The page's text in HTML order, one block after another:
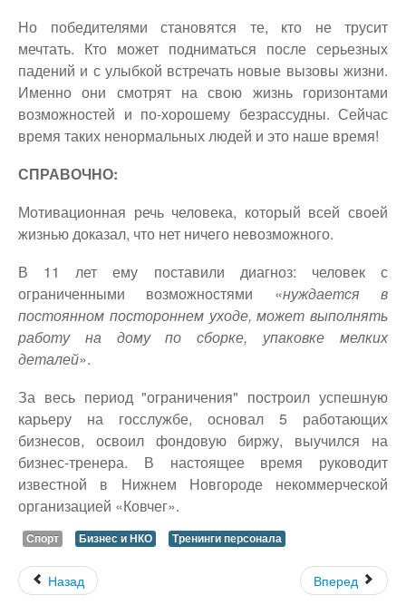
Но победителями становятся те, кто не трусит
мечтать. Кто может подниматься после серьезных
падений и с улыбкой встречать новые вызовы жизни.
Именно они смотрят на свою жизнь горизонтами
возможностей и по-хорошему безрассудны. Сейчас
время таких ненормальных людей и это наше время!
СПРАВОЧНО:
Мотивационная речь человека, который всей своей
жизнью доказал, что нет ничего невозможного.
В 11 лет ему поставили диагноз: человек с
ограниченными возможностями «нуждается в
постоянном постороннем уходе, может выполнять
работу на дому по сборке, упаковке мелких
деталей».
За весь период "ограничения" построил успешную
карьеру на госслужбе, основал 5 работающих
бизнесов, освоил фондовую биржу, выучился на
бизнес-тренера. В настоящее время руководит
известной в Нижнем Новгороде некоммерческой
организацией «Ковчег».
Спорт Бизнес и НКО Тренинги персонала
Назад Вперед